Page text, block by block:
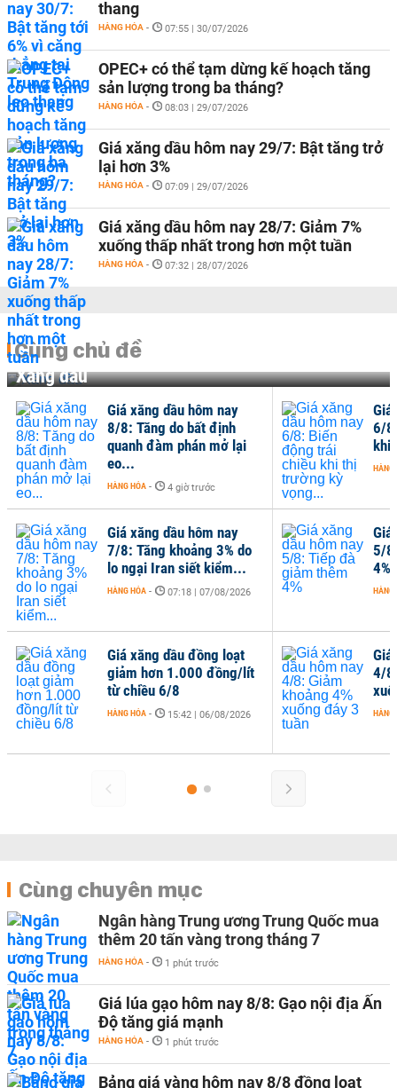
thang
HÀNG HÓA - 07:55 | 30/07/2026
OPEC+ có thể tạm dừng kế hoạch tăng
sản lượng trong ba tháng?
HÀNG HÓA - 08:03 | 29/07/2026
Giá xăng dầu hôm nay 29/7: Bật tăng trở
lại hơn 3%
HÀNG HÓA - 07:09 | 29/07/2026
Giá xăng dầu hôm nay 28/7: Giảm 7%
xuống thấp nhất trong hơn một tuần
HÀNG HÓA - 07:32 | 28/07/2026
Cùng chủ đề
Xăng dầu
Giá xăng dầu hôm nay
8/8: Tăng do bất định
quanh đàm phán mở lại
eo...
HÀNG HÓA - 4 giờ trước
Giá xăng dầu hôm nay
7/8: Tăng khoảng 3% do
lo ngại Iran siết kiểm...
HÀNG HÓA - 07:18 | 07/08/2026
Giá xăng dầu đồng loạt
giảm hơn 1.000 đồng/lít
từ chiều 6/8
HÀNG HÓA - 15:42 | 06/08/2026
Giá
6/
khi
HÀNG
Giá
5/
4%
HÀNG
Giá
4/
HÀNG
Cùng chuyên mục
Ngân hàng Trung ương Trung Quốc mua
thêm 20 tấn vàng trong tháng 7
HÀNG HÓA - 1 phút trước
Giá lúa gạo hôm nay 8/8: Gạo nội địa Ấn
Độ tăng giá mạnh
HÀNG HÓA - 1 phút trước
Bảng giá vàng hôm nay 8/8 đồng loạt